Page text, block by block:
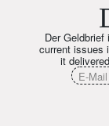
Der
current issues
it